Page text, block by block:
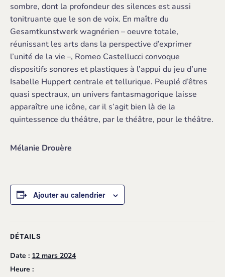
sombre, dont la profondeur des silences est aussi
tonitruante que le son de voix. En maître du
Gesamtkunstwerk wagnérien – oeuvre totale,
réunissant les arts dans la perspective d’exprimer
l’unité de la vie –, Romeo Castellucci convoque
dispositifs sonores et plastiques à l’appui du jeu d’une
Isabelle Huppert centrale et tellurique. Peuplé d’êtres
quasi spectraux, un univers fantasmagorique laisse
apparaître une icône, car il s’agit bien là de la
quintessence du théâtre, par le théâtre, pour le théâtre.
Mélanie Drouère
Ajouter au calendrier
DÉTAILS
Date : 12 mars 2024
Heure :